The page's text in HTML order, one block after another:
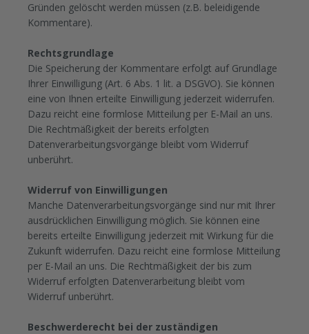
Gründen gelöscht werden müssen (z.B. beleidigende
Kommentare).
Rechtsgrundlage
Die Speicherung der Kommentare erfolgt auf Grundlage
Ihrer Einwilligung (Art. 6 Abs. 1 lit. a DSGVO). Sie können
eine von Ihnen erteilte Einwilligung jederzeit widerrufen.
Dazu reicht eine formlose Mitteilung per E-Mail an uns.
Die Rechtmäßigkeit der bereits erfolgten
Datenverarbeitungsvorgänge bleibt vom Widerruf
unberührt.
Widerruf von Einwilligungen
Manche Datenverarbeitungsvorgänge sind nur mit Ihrer
ausdrücklichen Einwilligung möglich. Sie können eine
bereits erteilte Einwilligung jederzeit mit Wirkung für die
Zukunft widerrufen. Dazu reicht eine formlose Mitteilung
per E-Mail an uns. Die Rechtmäßigkeit der bis zum
Widerruf erfolgten Datenverarbeitung bleibt vom
Widerruf unberührt.
Beschwerderecht bei der zuständigen